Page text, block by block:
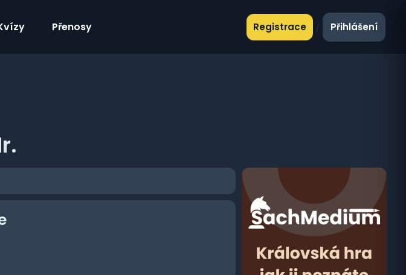
Přenosy Registrace / Přihlášení